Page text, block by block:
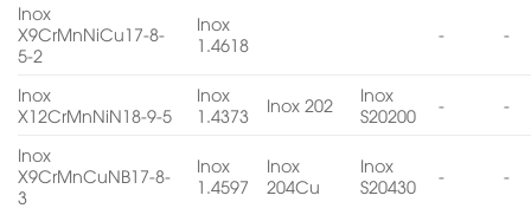
Inox
X9CrMnNiCu17-8-
5-2
Inox
1.4618
- -
Inox
X12CrMnNiN18-9-5
Inox
1.4373
Inox 202
Inox
S20200
- -
Inox
X9CrMnCuNB17-8-
3
Inox
1.4597
Inox
204Cu
Inox
S20430
- -